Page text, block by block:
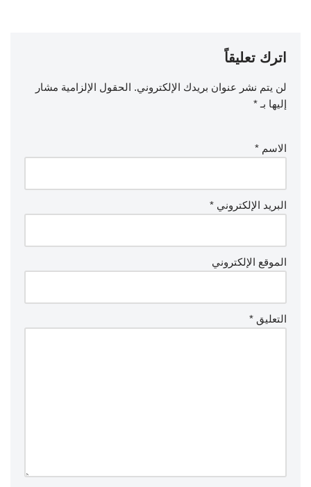
اترك تعليقاً
لن يتم نشر عنوان بريدك الإلكتروني. الحقول الإلزامية مشار
إليها بـ *
الاسم *
البريد الإلكتروني *
الموقع الإلكتروني
التعليق *